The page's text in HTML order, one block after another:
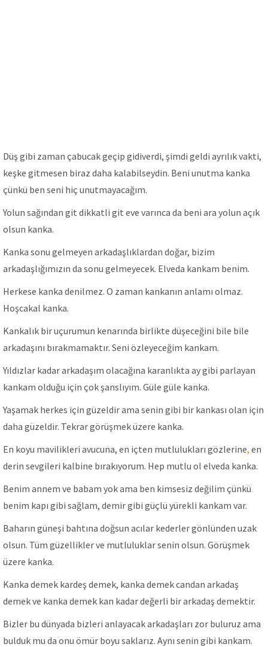
Düş gibi zaman çabucak geçip gidiverdi, şimdi geldi ayrılık vakti,
keşke gitmesen biraz daha kalabilseydin. Beni unutma kanka
çünkü ben seni hiç unutmayacağım.
Yolun sağından git dikkatli git eve varınca da beni ara yolun açık
olsun kanka.
Kanka sonu gelmeyen arkadaşlıklardan doğar, bizim
arkadaşlığımızın da sonu gelmeyecek. Elveda kankam benim.
Herkese kanka denilmez. O zaman kankanın anlamı olmaz.
Hoşcakal kanka.
Kankalık bir uçurumun kenarında birlikte düşeceğini bile bile
arkadaşını bırakmamaktır. Seni özleyeceğim kankam.
Yıldızlar kadar arkadaşım olacağına karanlıkta ay gibi parlayan
kankam olduğu için çok şanslıyım. Güle güle kanka.
Yaşamak herkes için güzeldir ama senin gibi bir kankası olan için
daha güzeldir. Tekrar görüşmek üzere kanka.
En koyu mavilikleri avucuna, en içten mutlulukları gözlerine, en
derin sevgileri kalbine bırakıyorum. Hep mutlu ol elveda kanka.
Benim annem ve babam yok ama ben kimsesiz değilim çünkü
benim kapı gibi sağlam, demir gibi güçlü yürekli kankam var.
Baharın güneşi bahtına doğsun acılar kederler gönlünden uzak
olsun. Tüm güzellikler ve mutluluklar senin olsun. Görüşmek
üzere kanka.
Kanka demek kardeş demek, kanka demek candan arkadaş
demek ve kanka demek kan kadar değerli bir arkadaş demektir.
Bizler bu dünyada bizleri anlayacak arkadaşları zor buluruz ama
bulduk mu da onu ömür boyu saklarız. Aynı senin gibi kankam.